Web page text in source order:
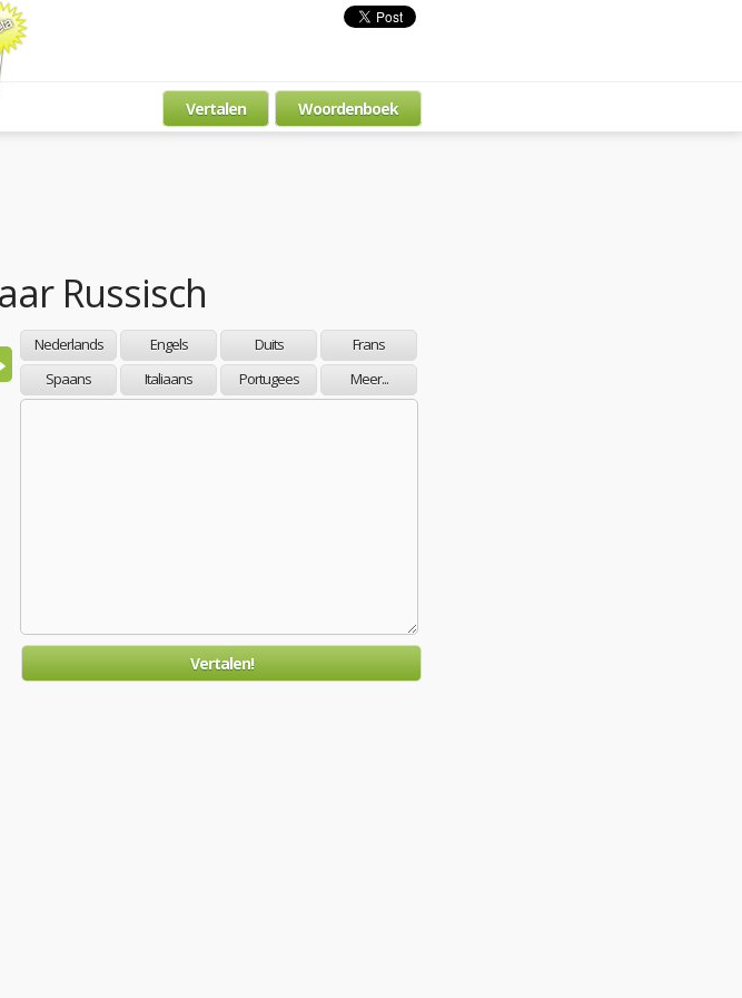
Vertalen Woordenboek
Russisch
Nederlands Engels Duits
Frans
Spaans
Italiaans Portugees Meer...